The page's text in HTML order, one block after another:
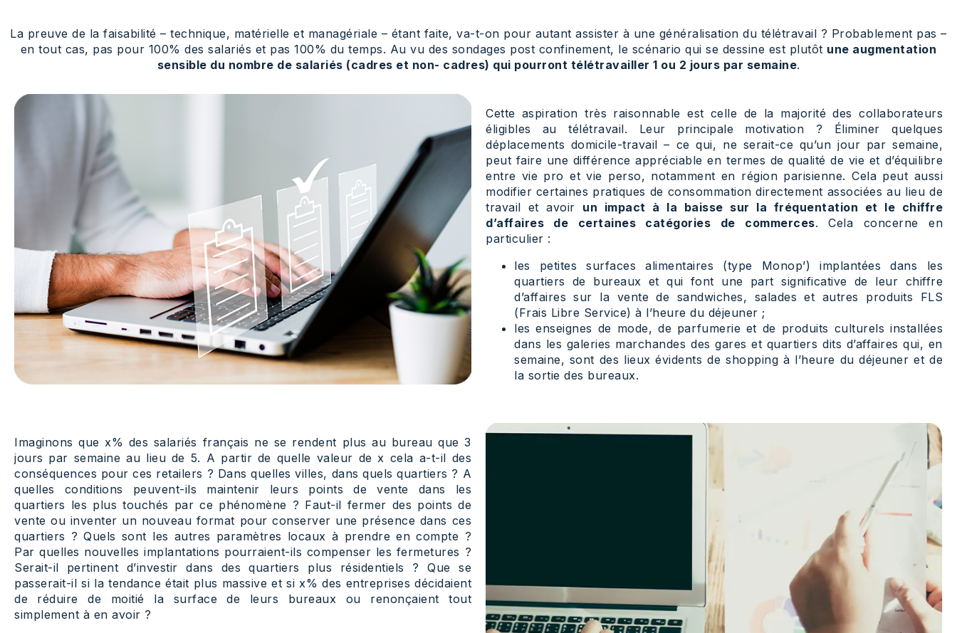
La preuve de la faisabilité – technique, matérielle et managériale – étant faite, va-t-on pour autant assister à une généralisation du télétravail ? Probablement pas –
en tout cas, pas pour 100% des salariés et pas 100% du temps. Au vu des sondages post confinement, le scénario qui se dessine est plutôt une augmentation
sensible du nombre de salariés (cadres et non- cadres) qui pourront télétravailler 1 ou 2 jours par semaine.
Cette aspiration très raisonnable est celle de la majorité des collaborateurs
éligibles au télétravail. Leur principale motivation ? Éliminer quelques
déplacements domicile-travail – ce qui, ne serait-ce qu’un jour par semaine,
peut faire une différence appréciable en termes de qualité de vie et d’équilibre
entre vie pro et vie perso, notamment en région parisienne. Cela peut aussi
modifier certaines pratiques de consommation directement associées au lieu de
travail et avoir un impact à la baisse sur la fréquentation et le chiffre
d’affaires de certaines catégories de commerces. Cela concerne en
particulier :
les petites surfaces alimentaires (type Monop’) implantées dans les
quartiers de bureaux et qui font une part significative de leur chiffre
d’affaires sur la vente de sandwiches, salades et autres produits FLS
(Frais Libre Service) à l’heure du déjeuner ;
les enseignes de mode, de parfumerie et de produits culturels installées
dans les galeries marchandes des gares et quartiers dits d’affaires qui, en
semaine, sont des lieux évidents de shopping à l’heure du déjeuner et de
la sortie des bureaux.
Imaginons que x% des salariés français ne se rendent plus au bureau que 3
jours par semaine au lieu de 5. A partir de quelle valeur de x cela a-t-il des
conséquences pour ces retailers ? Dans quelles villes, dans quels quartiers ? A
quelles conditions peuvent-ils maintenir leurs points de vente dans les
quartiers les plus touchés par ce phénomène ? Faut-il fermer des points de
vente ou inventer un nouveau format pour conserver une présence dans ces
quartiers ? Quels sont les autres paramètres locaux à prendre en compte ?
Par quelles nouvelles implantations pourraient-ils compenser les fermetures ?
Serait-il pertinent d’investir dans des quartiers plus résidentiels ? Que se
passerait-il si la tendance était plus massive et si x% des entreprises décidaient
de réduire de moitié la surface de leurs bureaux ou renonçaient tout
simplement à en avoir ?